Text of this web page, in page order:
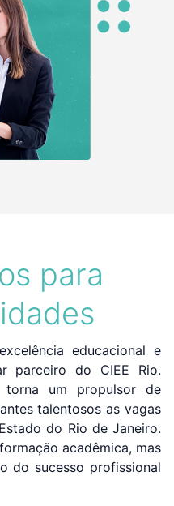
para
educacional e
parceiro do CIEE Rio.
torna um propulsor de
talentosos as vagas
do Rio de Janeiro.
acadêmica, mas
do sucesso profissional